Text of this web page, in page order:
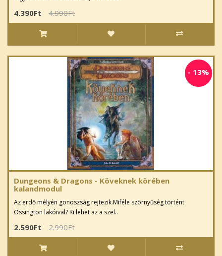
4.390Ft 4.990Ft
- 13%
Dungeons & Dragons - Köveknek körében
kalandmodul
Az erdő mélyén gonoszság rejtezik.Miféle szörnyűség történt
Ossington lakóival? Ki lehet az a szel..
2.590Ft 2.990Ft